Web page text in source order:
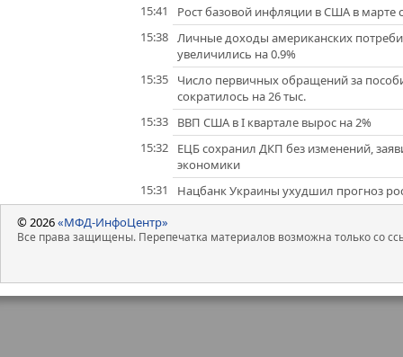
15:41
Рост базовой инфляции в США в марте
15:38 Личные доходы американских
увеличились на 0.9%
15:35
Число первичных обращений за
сократилось на 26 тыс.
15:33
ВВП США в I квартале вырос на 2%
15:32
ЕЦБ сохранил ДКП без изменений,
экономики
15:31
Нацбанк Украины ухудшил прогноз
© 2026«МФД-ИнфоЦентр»
Все права защищены. Перепечатка материалов возможна только со